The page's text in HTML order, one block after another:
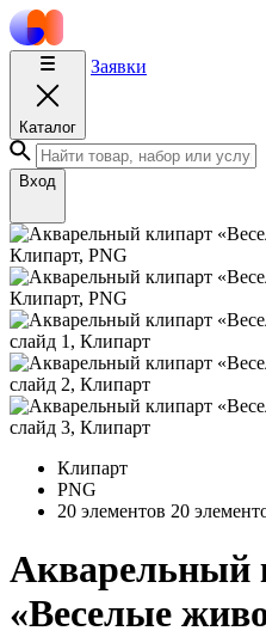
Каталог
Заявки
Вход
Клипарт
PNG
20 элементов 20
Акварельный
«Веселые